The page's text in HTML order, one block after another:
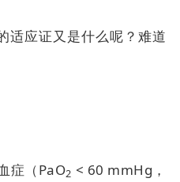
适应证又是什么呢？难道
症（PaO2 < 60 mmHg，